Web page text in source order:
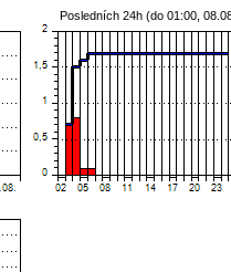
Posledních 24h (do 01:00,